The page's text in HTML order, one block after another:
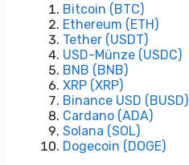
Bitcoin (BTC)
Ethereum (ETH)
Tether (USDT)
USD-Münze (USDC)
BNB (BNB)
XRP (XRP)
Binance USD (BUSD)
Cardano (ADA)
Solana (SOL)
Dogecoin (DOGE)